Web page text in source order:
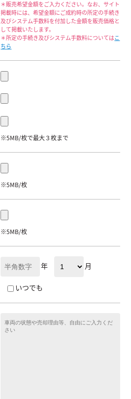
＊販売希望金額をご入力ください。なお、サイト
掲載時には、希望金額にご成約時の所定の手続き
及びシステム手数料を付加した金額を販売価格と
して掲載いたします。
＊所定の手続き及びシステム手数料についてはこ
ちら
※5MB/枚で最大３枚まで
※5MB/枚
※5MB/枚
年 月
いつでも